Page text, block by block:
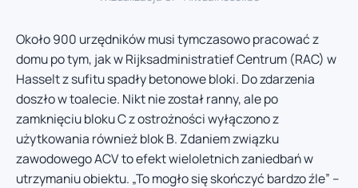
Około 900 urzędników musi tymczasowo pracować z
domu po tym, jak w Rijksadministratief Centrum (RAC) w
Hasselt z sufitu spadły betonowe bloki. Do zdarzenia
doszło w toalecie. Nikt nie został ranny, ale po
zamknięciu bloku C z ostrożności wyłączono z
użytkowania również blok B. Zdaniem związku
zawodowego ACV to efekt wieloletnich zaniedbań w
utrzymaniu obiektu. „To mogło się skończyć bardzo źle” –